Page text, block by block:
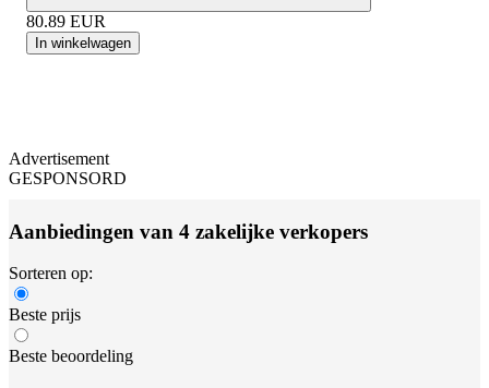
80.89 EUR
In winkelwagen
Advertisement
GESPONSORD
Aanbiedingen van 4 zakelijke verkopers
Sorteren op:
Beste prijs
Beste beoordeling